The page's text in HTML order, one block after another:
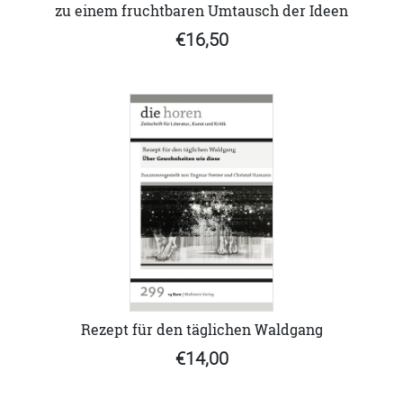
zu einem fruchtbaren Umtausch der Ideen
€16,50
Rezept für den täglichen Waldgang
€14,00